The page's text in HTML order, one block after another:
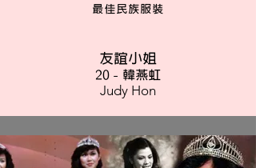
最佳民族服裝
友誼小姐
20 - 韓燕虹
Judy Hon